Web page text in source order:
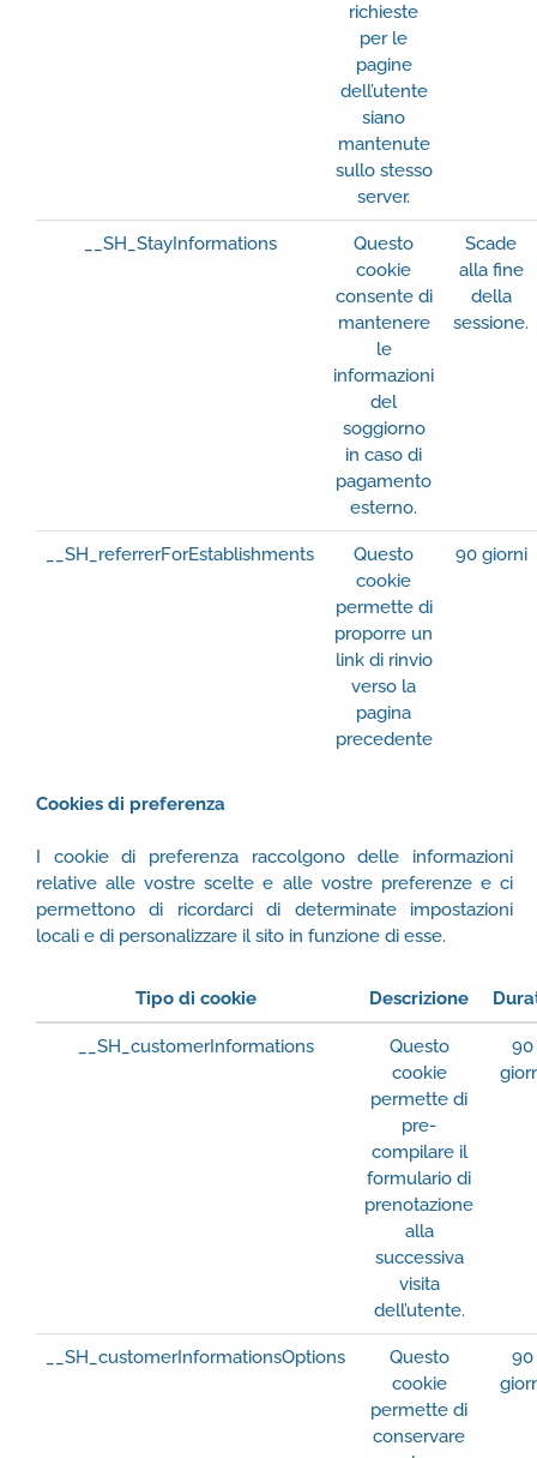
richieste
per le
pagine
dell’utente
siano
mantenute
sullo stesso
server.
__SH_StayInformations
Questo
cookie
consente di
mantenere
le
informazioni
del
soggiorno
in caso di
pagamento
esterno.
Scade
alla fine
della
sessione.
__SH_referrerForEstablishments
Questo
cookie
permette di
proporre un
link di rinvio
verso la
pagina
precedente
90 giorni
Cookies di preferenza
I cookie di preferenza raccolgono delle informazioni
relative alle vostre scelte e alle vostre preferenze e ci
permettono di ricordarci di determinate impostazioni
locali e di personalizzare il sito in funzione di esse.
Tipo di cookie Descrizione
__SH_customerInformations
Questo
cookie
permette di
pre-
compilare il
formulario di
prenotazione
alla
successiva
visita
dell’utente.
90
__SH_customerInformationsOptions
Questo
cookie
permette di
conservare
90